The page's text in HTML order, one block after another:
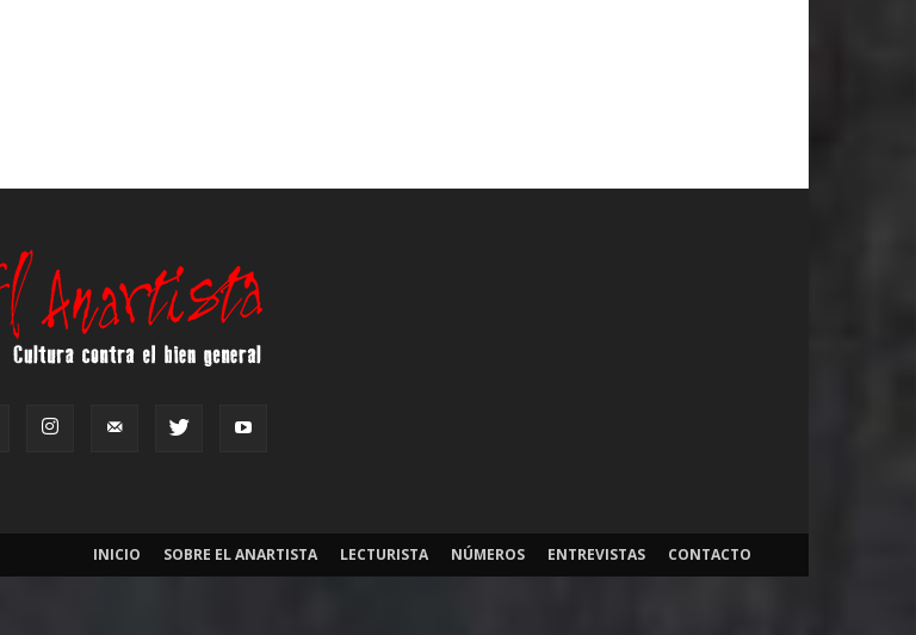
INICIO SOBRE EL ANARTISTA LECTURISTA NÚMEROS ENTREVISTAS CONTACTO